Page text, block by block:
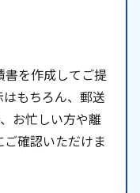
を作成してご提
もちろん、郵送
お忙しい方や離
確認いただけま